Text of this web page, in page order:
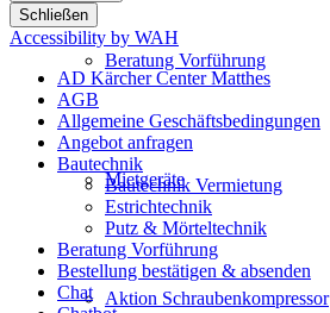
Beratung Vorführung
Mietgeräte
Aktion Schraubenkompressor
Schließen
Accessibility by WAH
AD Kärcher Center Matthes
AGB
Allgemeine Geschäftsbedingungen
Angebot anfragen
Bautechnik
Bautechnik Vermietung
Estrichtechnik
Putz & Mörteltechnik
Beratung Vorführung
Bestellung bestätigen & absenden
Chat